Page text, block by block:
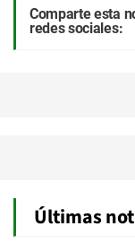
Comparte esta
redes sociales:
Últimas